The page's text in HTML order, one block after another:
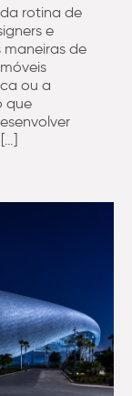
rotina de
e
de
ou a
que